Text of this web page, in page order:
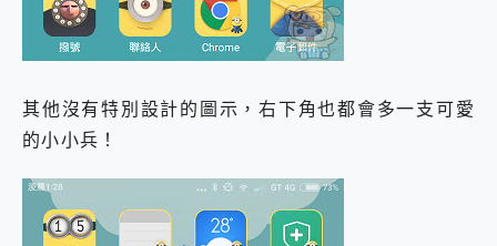
其他沒有特別設計的圖示，右下角也都會多一支可愛
的小小兵！